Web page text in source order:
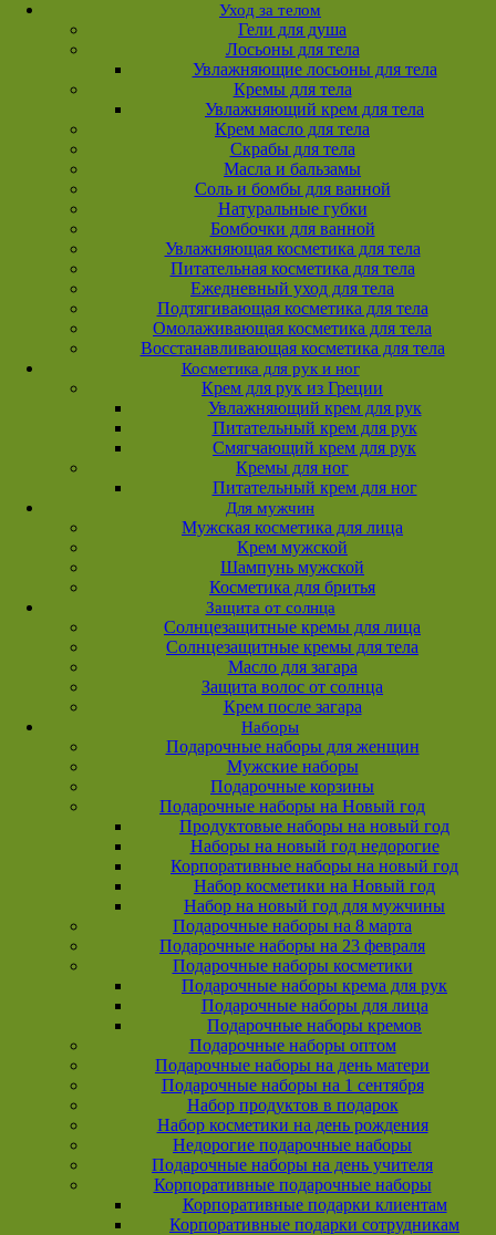
Уход за телом
Гели для душа
Лосьоны для тела
Увлажняющие лосьоны для тела
Кремы для тела
Увлажняющий крем для тела
Крем масло для тела
Скрабы для тела
Масла и бальзамы
Соль и бомбы для ванной
Натуральные губки
Бомбочки для ванной
Увлажняющая косметика для тела
Питательная косметика для тела
Ежедневный уход для тела
Подтягивающая косметика для тела
Омолаживающая косметика для тела
Восстанавливающая косметика для тела
Косметика для рук и ног
Крем для рук из Греции
Увлажняющий крем для рук
Питательный крем для рук
Смягчающий крем для рук
Кремы для ног
Питательный крем для ног
Для мужчин
Мужская косметика для лица
Крем мужской
Шампунь мужской
Косметика для бритья
Защита от солнца
Солнцезащитные кремы для лица
Солнцезащитные кремы для тела
Масло для загара
Защита волос от солнца
Крем после загара
Наборы
Подарочные наборы для женщин
Мужские наборы
Подарочные корзины
Подарочные наборы на Новый год
Продуктовые наборы на новый год
Наборы на новый год недорогие
Корпоративные наборы на новый год
Набор косметики на Новый год
Набор на новый год для мужчины
Подарочные наборы на 8 марта
Подарочные наборы на 23 февраля
Подарочные наборы косметики
Подарочные наборы крема для рук
Подарочные наборы для лица
Подарочные наборы кремов
Подарочные наборы оптом
Подарочные наборы на день матери
Подарочные наборы на 1 сентября
Набор продуктов в подарок
Набор косметики на день рождения
Недорогие подарочные наборы
Подарочные наборы на день учителя
Корпоративные подарочные наборы
Корпоративные подарки клиентам
Корпоративные подарки сотрудникам